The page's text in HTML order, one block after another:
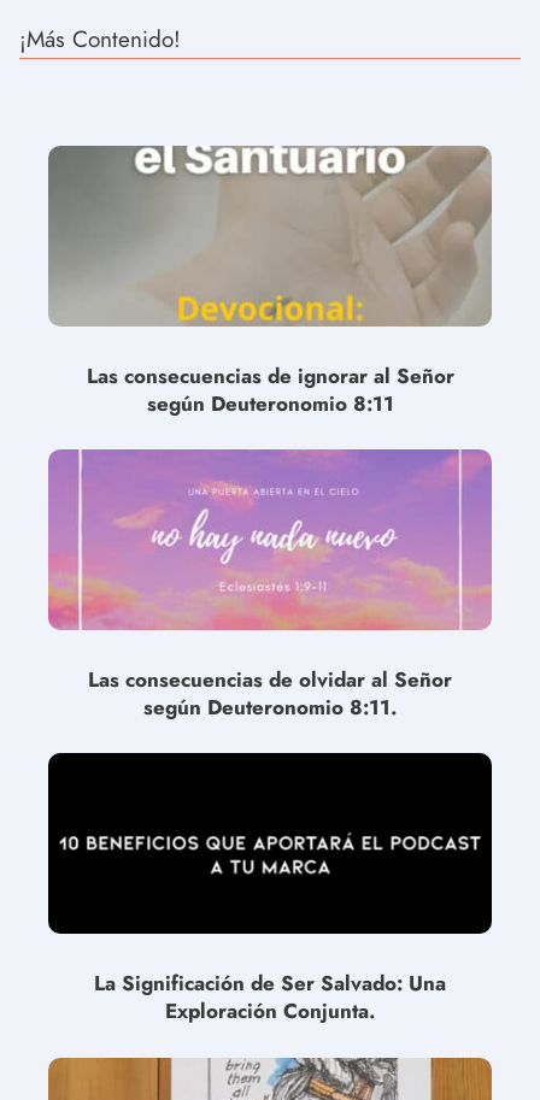
¡Más Contenido!
Las consecuencias de ignorar al Señor
según Deuteronomio 8:11
Las consecuencias de olvidar al Señor
según Deuteronomio 8:11.
La Significación de Ser Salvado: Una
Exploración Conjunta.